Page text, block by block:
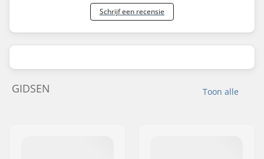
Schrijf een recensie
Toon alle
GIDSEN